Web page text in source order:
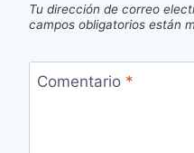
Tu dirección de correo
campos obligatorios están
Comentario *